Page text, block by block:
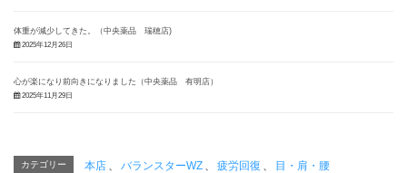
体重が減少してきた。（中央薬品 瑞穂店)
2025年12月26日
心が楽になり前向きになりました（中央薬品 有明店）
2025年11月29日
カテゴリー 本店 バランスターWZ 疲労回復 目・肩・腰